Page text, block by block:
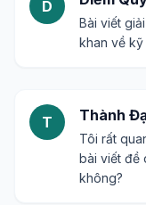
D
Bài viết
khan về kỹ
T Thành
Tôi rất
bài viết đề
không?